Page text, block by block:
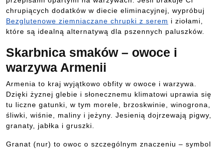
chrupiących dodatków w diecie eliminacyjnej, wypróbuj
Bezglutenowe ziemniaczane chrupki z serem i ziołami,
które są idealną alternatywą dla pszennych paluszków.
Skarbnica smaków – owoce i
warzywa Armenii
Armenia to kraj wyjątkowo obfity w owoce i warzywa.
Dzięki żyznej glebie i słonecznemu klimatowi uprawia się
tu liczne gatunki, w tym morele, brzoskwinie, winogrona,
śliwki, wiśnie, maliny i jeżyny. Jesienią dojrzewają pigwy,
granaty, jabłka i gruszki.
Granat (nur) to owoc o szczególnym znaczeniu – symbol